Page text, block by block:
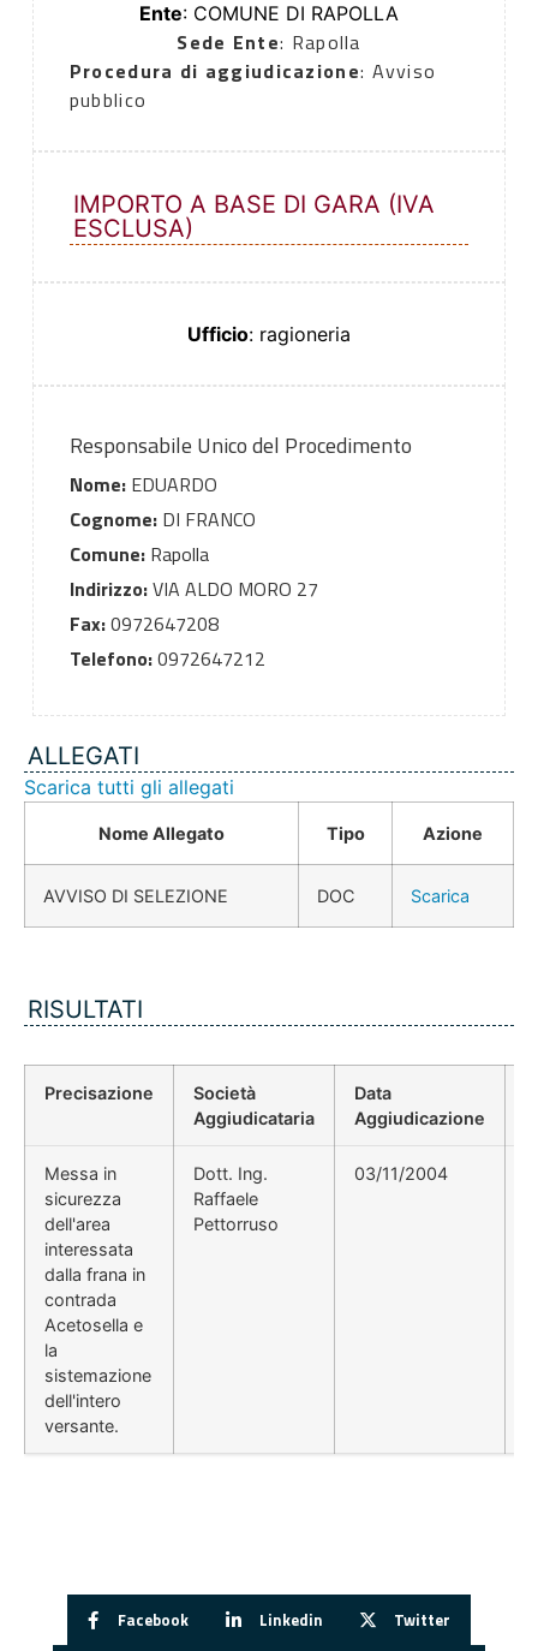
Ente: COMUNE DI RAPOLLA
Sede Ente: Rapolla
Procedura di aggiudicazione: Avviso
pubblico
IMPORTO A BASE DI GARA (IVA
ESCLUSA)
Ufficio: ragioneria
Responsabile Unico del Procedimento
Nome:EDUARDO
Cognome:DI FRANCO
Comune:Rapolla
Indirizzo:VIA ALDO MORO 27
Fax:0972647208
Telefono:0972647212
ALLEGATI
Scarica tutti gli allegati
Nome Allegato Tipo Azione
AVVISO DI SELEZIONE DOC Scarica
RISULTATI
Precisazione
Società
Aggiudicataria
Data
Aggiudicazione
Messa in
sicurezza
dell'area
interessata
dalla frana in
contrada
Acetosella e
la
sistemazione
dell'intero
versante.
Dott. Ing.
Raffaele
Pettorruso
03/11/2004
Facebook Linkedin Twitter